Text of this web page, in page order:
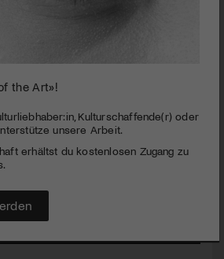
| Ofira Henig & Ensemble
2013
Unabhängigkeit von verschiedenen
Leni Riefenstahl, Federico García
the Art»!
Kulturschaffende(r) oder
unsere Arbeit.
erhältst du kostenlosen Zugang zu